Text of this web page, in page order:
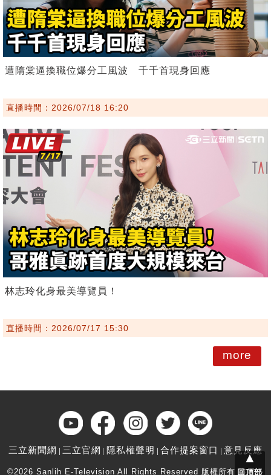
遭隋棠逼換職位爆分工風波 千千首現身回應
直播時間：2026/07/18 16:20
林志玲化身最美導覽員！
直播時間：2026/07/17 15:30
more
三立新聞網 三立官網 隱私權聲明 合作提案窗口 意見反應
©2026 Sanlih E-Television All Rights Reserved 版權所有 盜用必
▲
回頂部